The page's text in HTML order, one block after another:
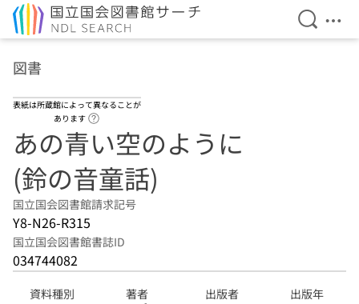
検索を
メ
図書
表紙は所蔵館によって異なることが
あります
あの青い空のように
(鈴の音童話)
国立国会図書館請求記号
Y8-N26-R315
国立国会図書館書誌ID
034744082
資料種別 著者 出版者 出版年